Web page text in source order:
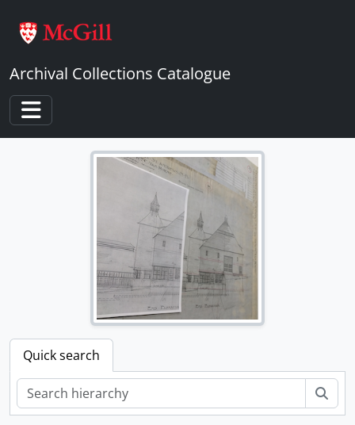
Archival Collections Catalogue
Toggle navigation
Quick search